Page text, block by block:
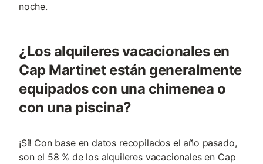
noche.
¿Los alquileres vacacionales en
Cap Martinet están generalmente
equipados con una chimenea o
con una piscina?
¡Sí! Con base en datos recopilados el año pasado,
son el 58 % de los alquileres vacacionales en Cap